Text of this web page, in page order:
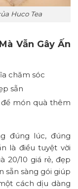
Huco Tea
Vẫn Gây Ấn
chăm sóc
sẵn
món quà thêm
đúng lúc, đúng
là điều tuyệt vời
20/10 giá rẻ, đẹp
sẵn sàng gói giúp
cách dịu dàng